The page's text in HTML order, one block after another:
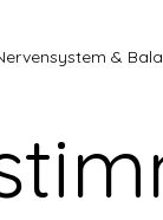
&
Mut &